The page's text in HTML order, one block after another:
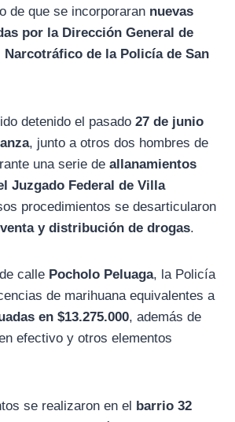
de que se incorporaran nuevas
por la Dirección General de
Narcotráfico de la Policía de San
detenido el pasado 27 de junio
, junto a otros dos hombres de
una serie de allanamientos
Juzgado Federal de Villa
procedimientos se desarticularon
y distribución de drogas.
calle Pocholo Peluaga, la Policía
de marihuana equivalentes a
en $13.275.000, además de
efectivo y otros elementos
se realizaron en el barrio 32